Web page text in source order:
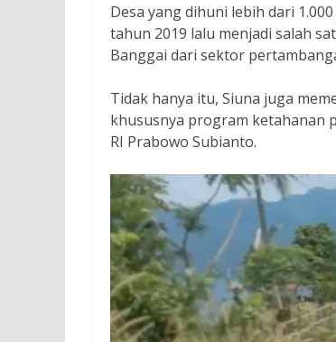
Desa yang dihuni lebih dari
tahun 2019 lalu menjadi salah
Banggai dari sektor
Tidak hanya itu, Siuna juga
khususnya program ketahanan
RI Prabowo Subianto.